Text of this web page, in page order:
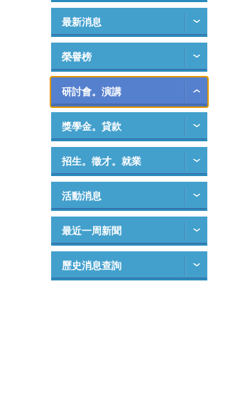
最新消息
榮譽榜
研討會。演講
獎學金。貸款
招生。徵才。就業
活動消息
最近一周新聞
歷史消息查詢